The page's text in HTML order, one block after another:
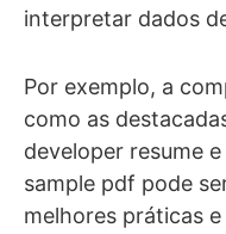
interpretar dados
Por exemplo, a
como as
developer resume
sample pdf pode
melhores práticas